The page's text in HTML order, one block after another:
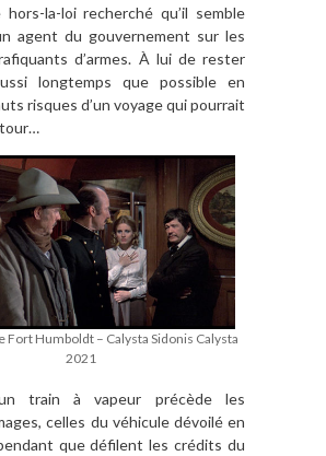
hors-la-loi recherché qu’il semble
agent du gouvernement sur les
d’armes. À lui de rester
longtemps que possible en
risques d’un voyage qui pourrait
Fort Humboldt – Calysta Sidonis Calysta
2021
train à vapeur précède les
celles du véhicule dévoilé en
que défilent les crédits du